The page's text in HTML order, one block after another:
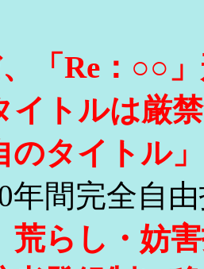
「Re：○○
イトルは厳
のタイトル
間完全自
荒らし・妨